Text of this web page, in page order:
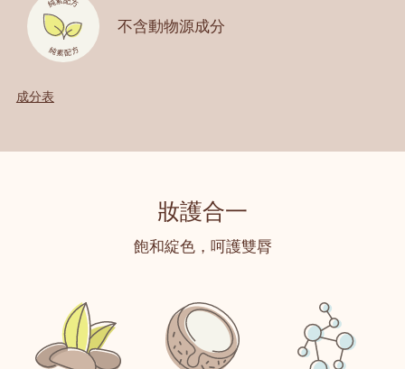
不含動物源成分
成分表
妝護合一
飽和綻色，呵護雙脣